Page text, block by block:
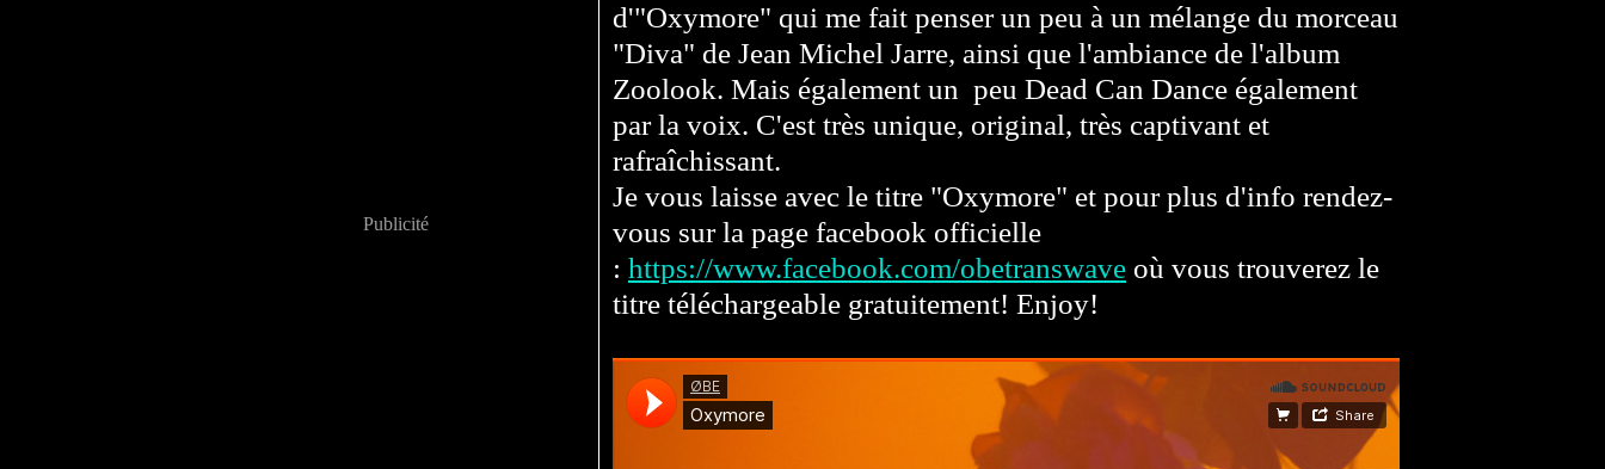
Publicité
d'"Oxymore" qui me fait penserun peu à un mélange du morceau
"Diva" de Jean Michel Jarre, ainsi que l'ambiance de l'album
Zoolook. Mais également un peu Dead Can Dance également
par la voix. C'est très unique, original, très captivant et
rafraîchissant.
Je vous laisse avec le titre "Oxymore" et pour plus d'info rendez-
vous sur la page facebook officielle
: https://www.facebook.com/obetranswave où vous trouverez le
titre téléchargeable gratuitement! Enjoy!